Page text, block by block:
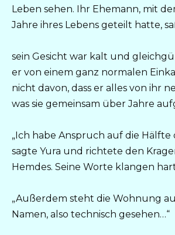
Leben sehen. Ihr Ehemann, mit
Jahre ihres Lebens geteilt hatte,
sein Gesicht war kalt und
er von einem ganz normalen
nicht davon, dass er alles von ihr
was sie gemeinsam über Jahre
„Ich habe Anspruch auf die Hälfte
sagte Yura und richtete den
Hemdes. Seine Worte klangen
„Außerdem steht die Wohnung
Namen, also technisch gesehen…“